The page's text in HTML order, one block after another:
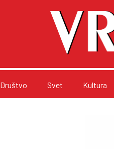
Društvo Svet Kultura